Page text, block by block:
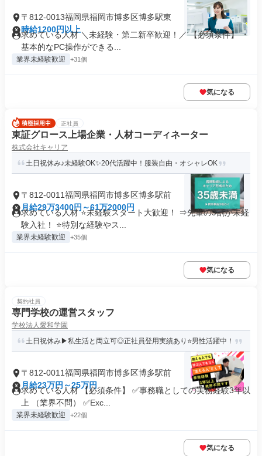
〒812-0013福岡県福岡市博多区博多駅東
時給1200円以上
求めている人材 ＼未経験・第二新卒歓迎！／ 【必須条件】 ・
基本的なPC操作ができる...
業界未経験歓迎 +31個
気になる
正社員
東証グロース上場企業・人材コーディネーター
株式会社キャリア
土日祝休み♪未経験OK✨20代活躍中！服装自由・オシャレOK
〒812-0011福岡県福岡市博多区博多駅前
月給29万3400円～61万2000円
求めている人材 ⭐未経験スタート大歓迎！ ⇒先輩の9割が未経
験入社！ ⭐特別な経験やス...
業界未経験歓迎 +35個
気になる
契約社員
専門学校の運営スタッフ
学校法人愛和学園
土日祝休み▶私生活と両立可◎正社員登用実績あり⭐男性活躍中！
〒812-0011福岡県福岡市博多区博多駅前
月給23万円～25万円
求めている人材 【必須条件】 ✅事務職としての実務経験3年以
上 （業界不問） ✅Exc...
業界未経験歓迎 +22個
気になる